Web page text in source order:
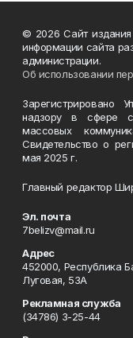
© 2026 Сайт издания
информации сайта
администрации.
Об использовании
Зарегистрировано
надзору в сфере
массовых
Свидетельство о
мая 2025 г.
Главный редактор
Эл. почта
7belizv@mail.ru
Адрес
452000, Республика
Луговая, 53А
Рекламная служба
(34786) 3-25-44